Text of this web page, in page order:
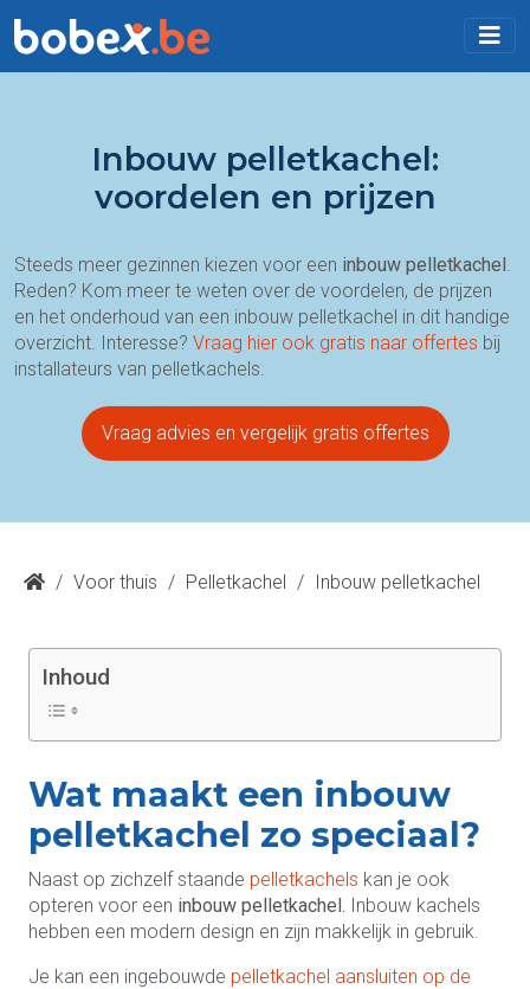
Inbouw pelletkachel:
voordelen en prijzen
Steeds meer gezinnen kiezen voor een inbouw pelletkachel
Reden? Kom meer te weten over de voordelen, de prijzen
en het onderhoud van een inbouw pelletkachel in dit handige
overzicht. Interesse? Vraag hier ook gratis naar offertes bij
installateurs van pelletkachels.
Vraag advies en vergelijk gratis offertes
/ Voor thuis / Pelletkachel / Inbouw pelletkachel
Inhoud
Wat maakt een inbouw
pelletkachel zo speciaal?
Naast op zichzelf staande pelletkachels kan je ook
opteren voor een inbouw pelletkachel. Inbouw kachels
hebben een modern design en zijn makkelijk in gebruik.
Je kan een ingebouwde pelletkachel aansluiten op de